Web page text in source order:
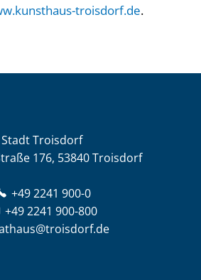
troisdorf.de.
Stadt Troisdorf
176, 53840 Troisdorf
+49 2241 900-0
+49 2241 900-800